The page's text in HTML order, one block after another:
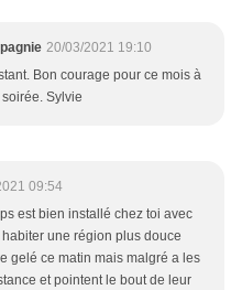
20/03/2021 19:10
Bon courage pour ce mois à
Sylvie
09:54
est bien installé chez toi avec
une région plus douce
gelé ce matin mais malgré a les
et pointent le bout de leur